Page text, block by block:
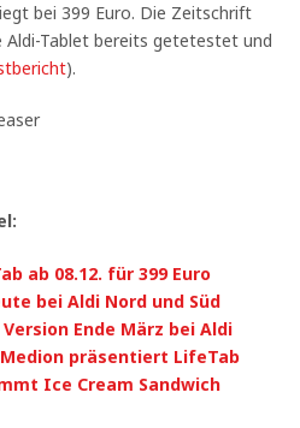
bei 399 Euro. Die Zeitschrift
Tablet bereits getetestet und
).
ab 08.12. für 399 Euro
bei Aldi Nord und Süd
Ende März bei Aldi
präsentiert LifeTab
Ice Cream Sandwich